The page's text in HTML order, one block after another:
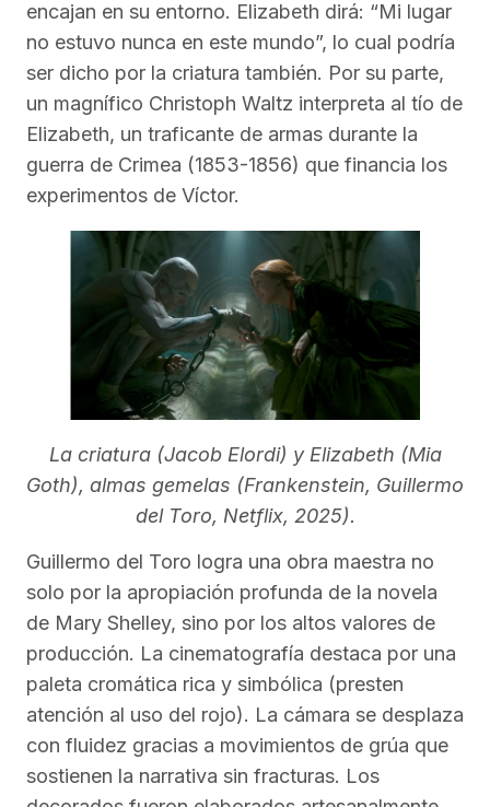
encajan en su entorno. Elizabeth dirá: “Mi lugar
no estuvo nunca en este mundo”, lo cual podría
ser dicho por la criatura también. Por su parte,
un magnífico Christoph Waltz interpreta al tío de
Elizabeth, un traficante de armas durante la
guerra de Crimea (1853-1856) que financia los
experimentos de Víctor.
La criatura (Jacob Elordi) y Elizabeth (Mia
Goth), almas gemelas (Frankenstein, Guillermo
del Toro, Netflix, 2025).
Guillermo del Toro logra una obra maestra no
solo por la apropiación profunda de la novela
de Mary Shelley, sino por los altos valores de
producción. La cinematografía destaca por una
paleta cromática rica y simbólica (presten
atención al uso del rojo). La cámara se desplaza
con fluidez gracias a movimientos de grúa que
sostienen la narrativa sin fracturas. Los